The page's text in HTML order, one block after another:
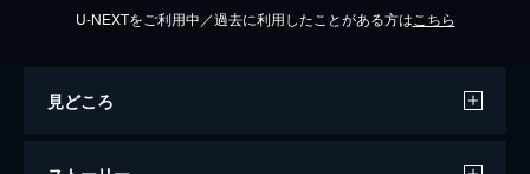
U-NEXTをご利用中／過去に利用したことがある方は こちら
見どころ